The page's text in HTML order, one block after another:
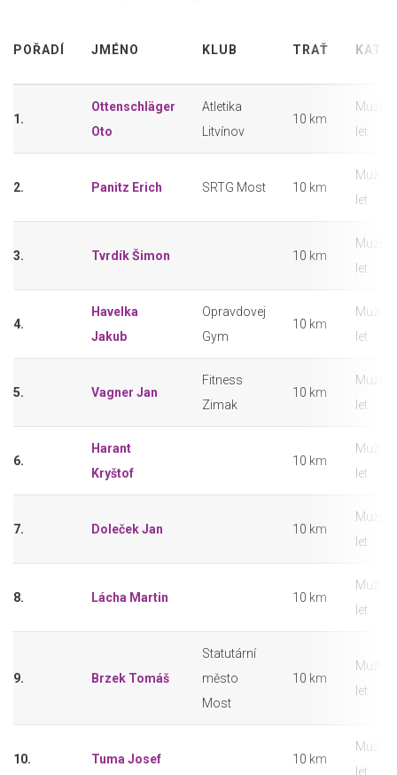
POŘADÍ JMÉNO KLUB TRAŤ
1.
Ottenschläger
Oto
Atletika
Litvínov
10 km
Muži
let
2. Panitz Erich SRTG Most 10 km
Muži
let
3. Tvrdík Šimon 10 km
Muži
let
4.
Havelka
Jakub
Opravdovej
Gym
10 km
Muži
let
5. Vagner Jan
Fitness
Zimak
10 km
Muži
let
6.
Harant
Kryštof
10 km
Muži
let
7. Doleček Jan 10 km
Muži
let
8. Lácha Martin 10 km
Muži
let
9. Brzek Tomáš
Statutární
město
Most
10 km
Muži
let
10. Tuma Josef 10 km
Muži
let